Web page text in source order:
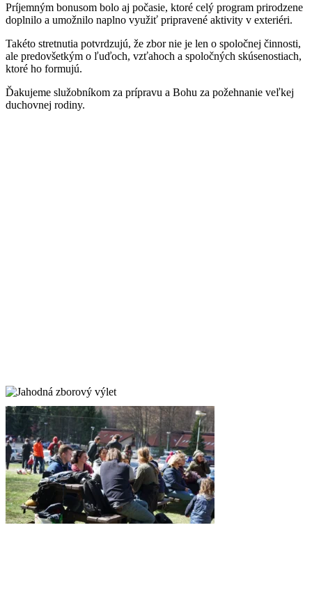
Príjemným bonusom bolo aj počasie, ktoré celý program prirodzene
doplnilo a umožnilo naplno využiť pripravené aktivity v exteriéri.
Takéto stretnutia potvrdzujú, že zbor nie je len o spoločnej činnosti,
ale predovšetkým o ľuďoch, vzťahoch a spoločných skúsenostiach,
ktoré ho formujú.
Ďakujeme služobníkom za prípravu a Bohu za požehnanie veľkej
duchovnej rodiny.